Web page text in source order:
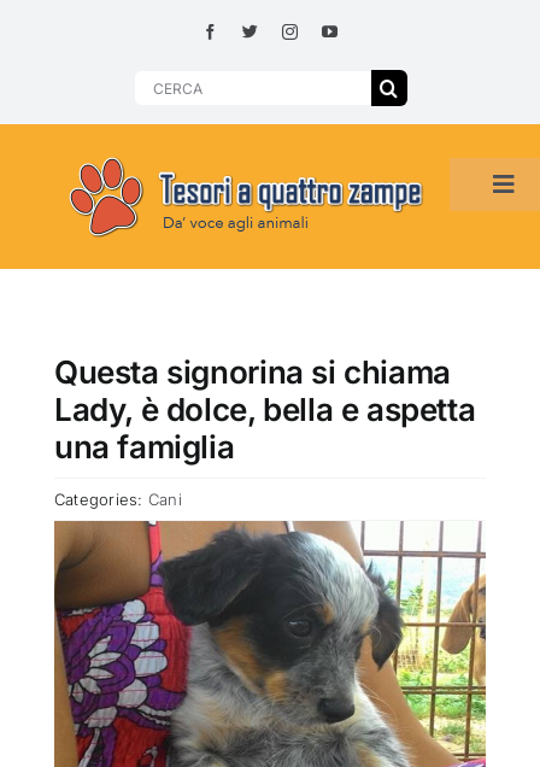
Search
HOME
SMARRITI O DA ADOTTARE
ADOTTATI O RITROVATI
ATTUALITÀ
VIDEO
CHI SIAMO
Questa signorina si chiama
Lady, è dolce, bella e aspetta
una famiglia
Categories: Cani